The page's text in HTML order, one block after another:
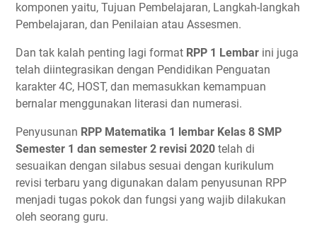
komponen yaitu, Tujuan Pembelajaran, Langkah-langkah
Pembelajaran, dan Penilaian atau Assesmen.
Dan tak kalah penting lagi format RPP 1 Lembar ini juga
telah diintegrasikan dengan Pendidikan Penguatan
karakter 4C, HOST, dan memasukkan kemampuan
bernalar menggunakan literasi dan numerasi.
Penyusunan RPP Matematika 1 lembar Kelas 8 SMP
Semester 1 dan semester 2 revisi 2020 telah di
sesuaikan dengan silabus sesuai dengan kurikulum
revisi terbaru yang digunakan dalam penyusunan RPP
menjadi tugas pokok dan fungsi yang wajib dilakukan
oleh seorang guru.